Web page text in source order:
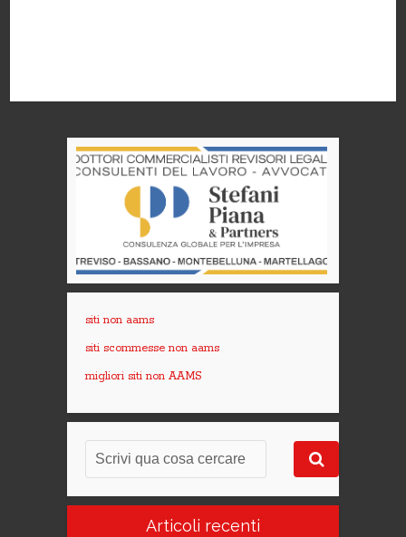
siti non aams
siti scommesse non aams
migliori siti non AAMS
Articoli recenti